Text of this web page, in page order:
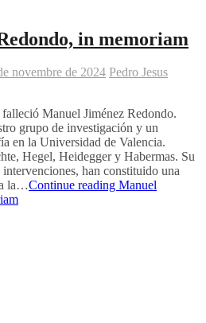
in memoriam
novembre de 2024 Pedro Jesus
Manuel Jiménez Redondo.
grupo de investigación y un
en la Universidad de Valencia.
Hegel, Heidegger y Habermas. Su
han constituido una
a la…Continue reading Manuel